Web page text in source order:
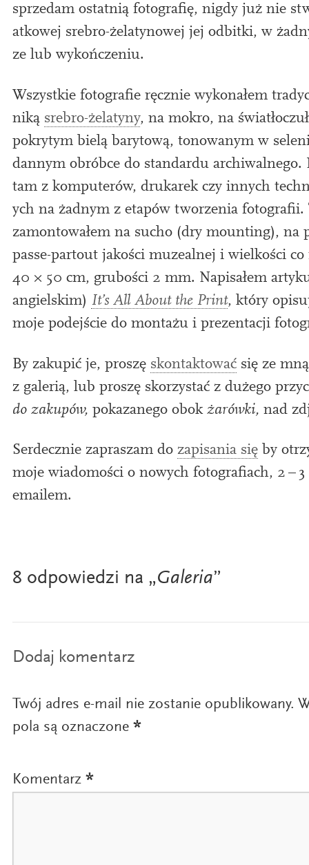
sprzedam ostat­nią foto­grafię, nig­dy już nie
atkowej srebro-żelatynowej jej odbitki, w
ze lub wykończeniu.
Wszystkie foto­grafie ręcznie wykon­ałem
niką srebro-żelatyny, na mok­ro, na
pokrytym bielą barytową, tonow­anym w
dannym obróbce do stand­ardu
tam z kom­puter­ów, drukarek czy innych
ych na żadnym z eta­pów tworzenia foto­grafii.
zamon­towałem na sucho (dry mount­ing), na
passe-par­tout jakości muzeal­nej i wielkości
40 × 50 cm, grubości 2 mm. Napisałem
angiel­skim) It’s All About the Print, który
moje pode­jście do montażu i prezentacji
By zak­upić je, proszę skon­tak­tować się ze
z galer­ią, lub proszę skorzys­tać z dużego
do zak­upów, pokazane­go obok żarówki, nad
Serdecznie zapraszam do zap­is­ania się by
moje wiado­mości o now­ych foto­grafiach, 2 – 3
emailem.
8 odpowiedzi na „Galeria”
Dodaj komentarz
Twój adres e-mail nie zostanie opublikowany.
pola są oznaczone *
Komentarz *